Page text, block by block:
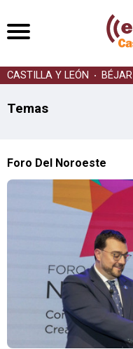
CASTILLA Y LEÓN BÉJAR
Temas
Foro Del Noroeste